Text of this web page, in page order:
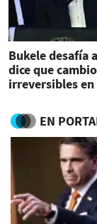
Bukele desafía
dice que
irreversibles en
EN